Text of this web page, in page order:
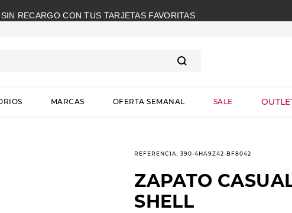
RECARGO CON TUS TARJETAS FAVORITAS
MARCAS OFERTA SEMANAL SALE
REFERENCIA:390-4HA9Z42-BF8042
ZAPATO
SHELL